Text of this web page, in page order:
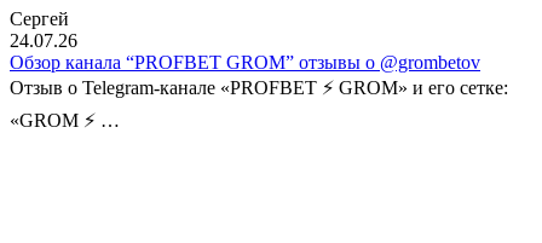
Сергей
24.07.26
Обзор канала “PROFBET GROM” отзывы о @grombetov
Отзыв о Telegram-канале «PROFBET ⚡️ GROM» и его сетке:
«GROM ⚡️ …